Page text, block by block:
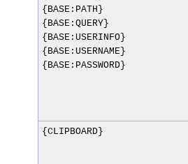
{BASE:PATH}
{BASE:QUERY}
{BASE:USERINFO}
{BASE:USERNAME}
{BASE:PASSWORD}
{CLIPBOARD}